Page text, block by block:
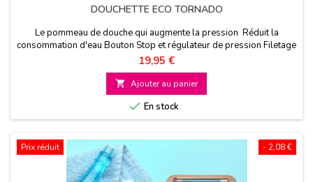
DOUCHETTE ECO TORNADO
Le pommeau de douche qui augmente la pression Réduit la
consommation d'eau Bouton Stop et régulateur de pression Filetage
universel
Prix
19,95 €
 Ajouter au panier
 En stock
- 2,08 €
Prix réduit